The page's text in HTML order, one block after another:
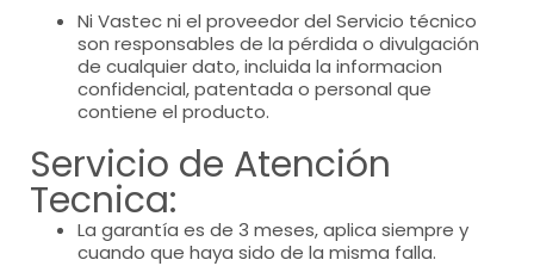
Ni Vastec ni el proveedor del Servicio técnico
son responsables de la pérdida o divulgación
de cualquier dato, incluida la informacion
confidencial, patentada o personal que
contiene el producto.
Servicio de Atención
Tecnica:
La garantía es de 3 meses, aplica siempre y
cuando que haya sido de la misma falla.